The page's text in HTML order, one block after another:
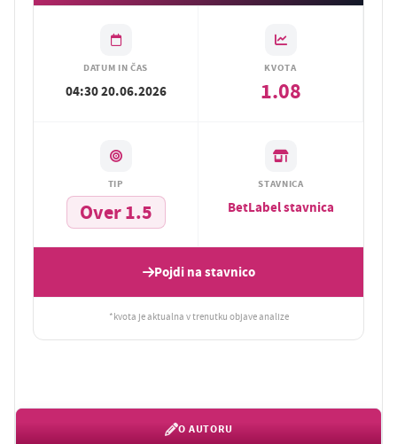
DATUM IN ČAS
04:30 20.06.2026
KVOTA
1.08
TIP
Over 1.5
STAVNICA
BetLabel stavnica
Pojdi na stavnico
*kvota je aktualna v trenutku objave analize
O AUTORU